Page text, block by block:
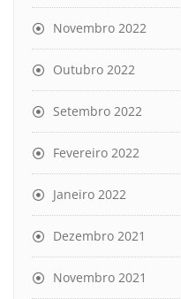
Novembro 2022
Outubro 2022
Setembro 2022
Fevereiro 2022
Janeiro 2022
Dezembro 2021
Novembro 2021